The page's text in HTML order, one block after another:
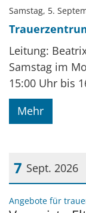
Samstag, 5.
Leitung:
Samstag im
15:00 Uhr bis
Mehr
7 Sept. 2026
Datum: 7.
Angebote für